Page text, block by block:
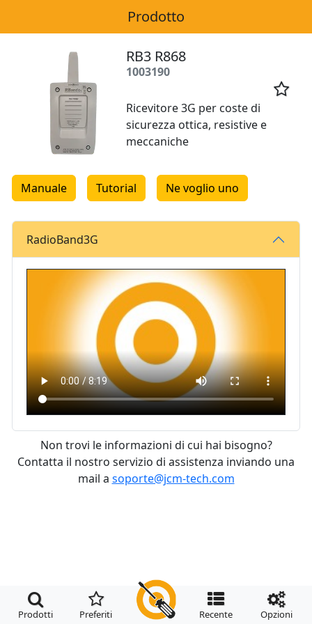
Prodotto
RB3 R868
1003190

Ricevitore 3G per coste di
sicurezza ottica, resistive e
meccaniche
Manuale Tutorial Ne voglio uno
RadioBand3G
Non trovi le informazioni di cui hai bisogno?
Contatta il nostro servizio di assistenza inviando una
mail a soporte@jcm-tech.com

Prodotti

Preferiti

Recente

Opzioni